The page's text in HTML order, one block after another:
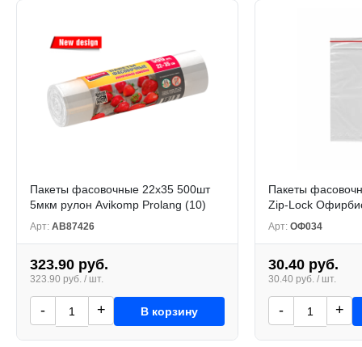
Пакеты фасовочные 22х35 500шт
5мкм рулон Avikomp Prolang (10)
Арт: АВ87426
323.90 руб.
323.90 руб. / шт.
- + В корзину
Пакеты
Zip-Lock
Арт: ОФ034
30.40 руб.
30.40 руб. / шт.
- +